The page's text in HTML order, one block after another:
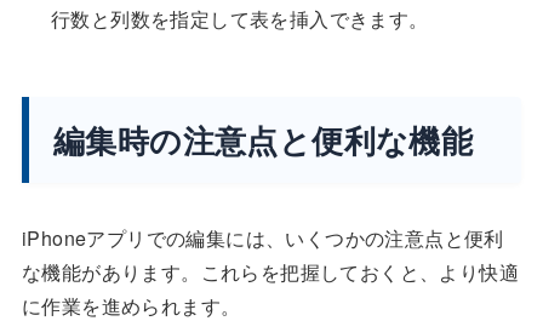
行数と列数を指定して表を挿入できます。
編集時の注意点と便利な機能
iPhoneアプリでの編集には、いくつかの注意点と便利
な機能があります。これらを把握しておくと、より快適
に作業を進められます。